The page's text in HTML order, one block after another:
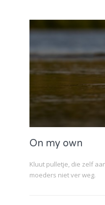
On my own
Kluut pulletje, die zelf
moeders niet ver weg.